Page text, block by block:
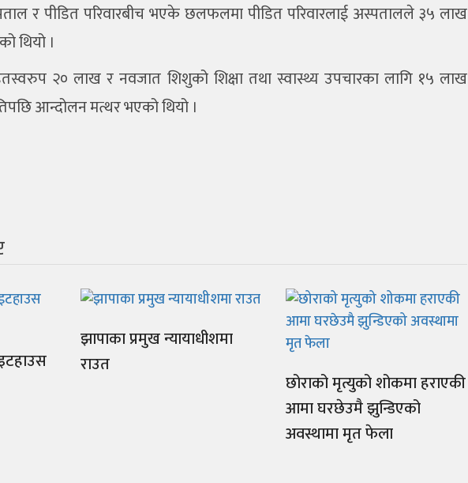
र पीडित परिवारबीच भएके छलफलमा पीडित परिवारलाई अस्पतालले ३५ लाख
थियो ।
२० लाख र नवजात शिशुको शिक्षा तथा स्वास्थ्य उपचारका लागि १५ लाख
आन्दोलन मत्थर भएको थियो ।
झापाका प्रमुख न्यायाधीशमा
राउत
छोराको मृत्युको शोकमा हराएकी
आमा घरछेउमै झुन्डिएको
अवस्थामा मृत फेला